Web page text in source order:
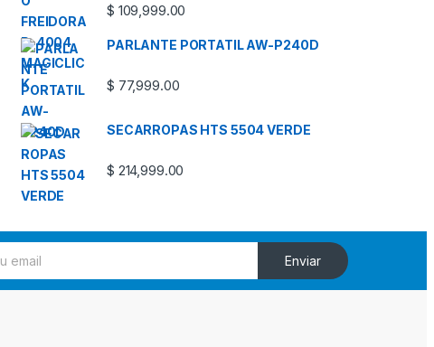
$ 109,999.00
PARLANTE PORTATIL AW-P240D
$ 77,999.00
SECARROPAS HTS 5504 VERDE
$ 214,999.00
Enviar